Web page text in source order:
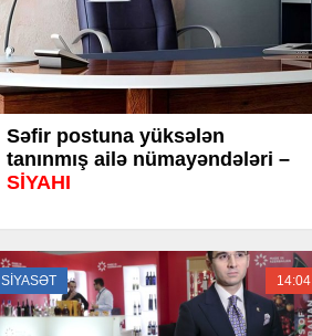
Səfir postuna yüksələn
tanınmış ailə nümayəndələri –
SİYAHI
SİYASƏT 14:04